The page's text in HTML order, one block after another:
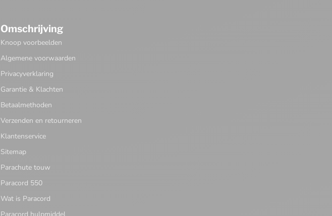
Omschrijving
Knoop voorbeelden
Algemene voorwaarden
Privacyverklaring
Garantie & Klachten
Betaalmethoden
Verzenden en retourneren
Klantenservice
Sitemap
Parachute touw
Paracord 550
Wat is Paracord
Paracord hulpmiddel